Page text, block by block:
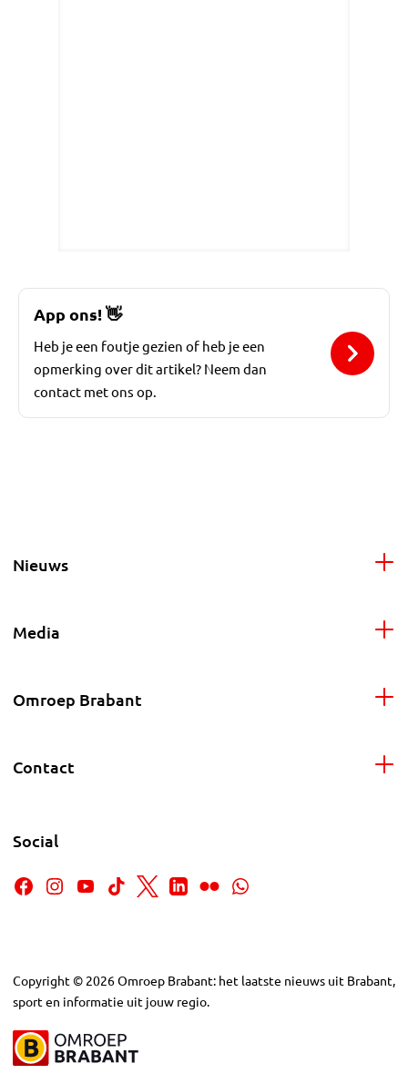
App ons!👋
Heb je een foutje gezien of heb je een
opmerking over dit artikel? Neem dan
contact met ons op.
Nieuws
Media
Omroep Brabant
Contact
Social
Copyright © 2026Omroep Brabant: het laatste nieuws uit Brabant,
sport en informatie uit jouw regio.